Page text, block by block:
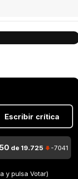
Escribir crítica
de 19.725 -7041
y pulsa Votar)